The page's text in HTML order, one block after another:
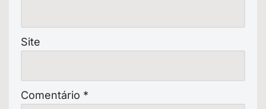
Site
Comentário *